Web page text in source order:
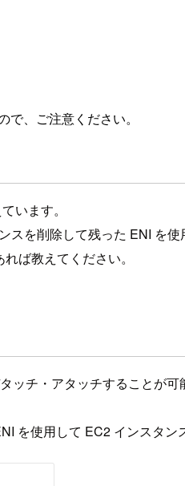
、ご注意ください。
います。
を削除して残った ENI を
ば教えてください。
チ・アタッチすることが
使用して EC2 インスタン